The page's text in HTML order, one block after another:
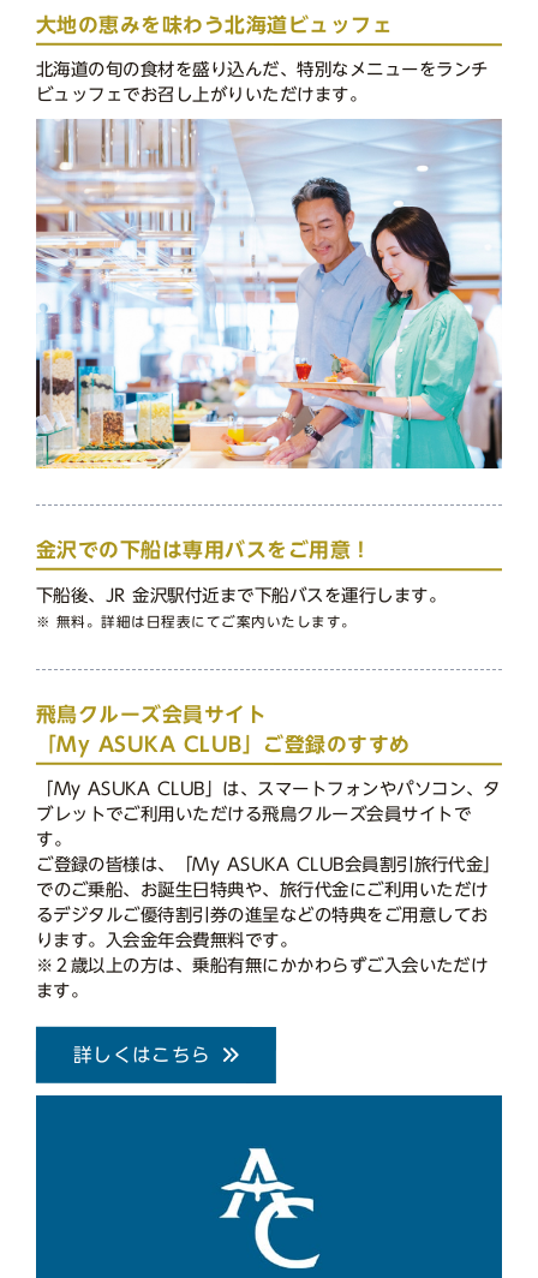
大地の恵みを味わう北海道ビュッフェ
北海道の旬の食材を盛り込んだ、特別なメニューをランチ
ビュッフェでお召し上がりいただけます。
金沢での下船は専用バスをご用意！
下船後、JR 金沢駅付近まで下船バスを運行します。
※ 無料。詳細は日程表にてご案内いたします。
飛鳥クルーズ会員サイト
「My ASUKA CLUB」ご登録のすすめ
「My ASUKA CLUB」は、スマートフォンやパソコン、タ
ブレットでご利用いただける飛鳥クルーズ会員サイトで
す。
ご登録の皆様は、「My ASUKA CLUB会員割引旅行代金」
でのご乗船、お誕生日特典や、旅行代金にご利用いただけ
るデジタルご優待割引券の進呈などの特典をご用意してお
ります。入会金年会費無料です。
※２歳以上の方は、乗船有無にかかわらずご入会いただけ
ます。
詳しくはこちら